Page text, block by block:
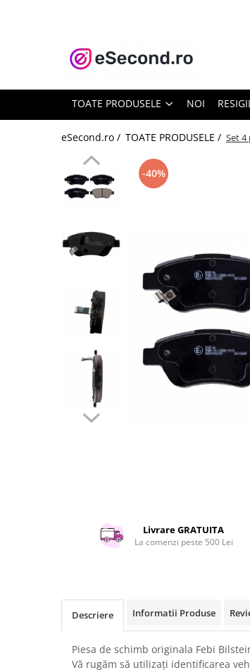
TOATE PRODUSELE
Accesorii Auto
Covorase auto
Echipamente pentru Atelier
Electronice Auto
Intretinere & Cosmetica auto
Trotinete electrice
Bucatarie & Servire
Curatenie si intretinere
Hobby-uri creative
Iluminat & Electrice
Sisteme Incalzire
Textile si covoare
Uscatoare rufe
Utilaje si materiale de constructii
TOATE PRODUSELE NOI
eSecond.ro / TOATE PRODUSELE / Set 4
-40%
Livrare GRATUITA
La comenzi peste 500 Lei
Descriere Informatii Produse
Piesa de schimb originala Febi
Vă rugăm să utilizați identificarea